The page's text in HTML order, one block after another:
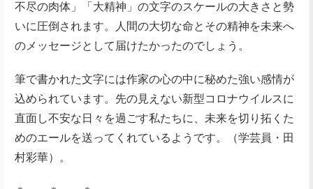
不尽の肉体」「大精神」の文字のスケールの大きさと勢
いに圧倒されます。人間の大切な命とその精神を未来へ
のメッセージとして届けたかったのでしょう。
筆で書かれた文字には作家の心の中に秘めた強い感情が
込められています。先の見えない新型コロナウイルスに
直面し不安な日々を過ごす私たちに、未来を切り拓くた
めのエールを送ってくれているようです。（学芸員・田
村彩華）。